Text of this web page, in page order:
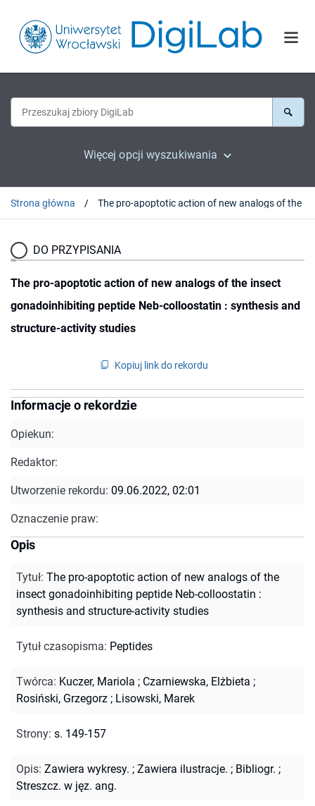
Więcej opcji wyszukiwania
Strona główna
DO PRZYPISANIA
The pro-apoptotic action of new analogs of the insect
gonadoinhibiting peptide Neb-colloostatin : synthesis and
structure-activity studies
Kopiuj link do rekordu
Informacje o rekordzie
Opiekun:
Redaktor:
Utworzenie rekordu: 09.06.2022, 02:01
Oznaczenie praw:
Opis
Tytuł: The pro-apoptotic action of new analogs of the
insect gonadoinhibiting peptide Neb-colloostatin :
synthesis and structure-activity studies
Tytuł czasopisma: Peptides
Twórca: Kuczer, Mariola ; Czarniewska, Elżbieta ;
Rosiński, Grzegorz ; Lisowski, Marek
Strony: s. 149-157
Opis: Zawiera wykresy. ; Zawiera ilustracje. ; Bibliogr. ;
Streszcz. w jęz. ang.